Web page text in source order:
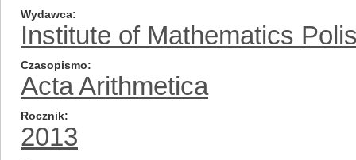
Wydawca
Institute of Mathematics
Czasopismo
Acta Arithmetica
Rocznik
2013